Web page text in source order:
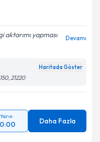
aktarımı yapması
Devamı
Haritada Göster
21220
Yarın
Daha Fazla